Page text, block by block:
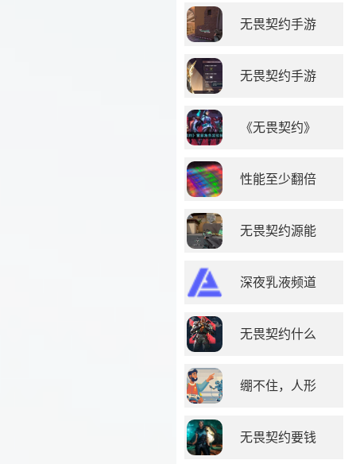
无畏契约手游
无畏契约手游
《无畏契约》
性能至少翻倍
无畏契约源能
深夜乳液频道
无畏契约什么
绷不住，人形
无畏契约要钱